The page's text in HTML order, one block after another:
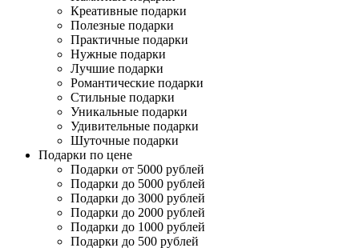
Креативные подарки
Полезные подарки
Практичные подарки
Нужные подарки
Лучшие подарки
Романтические подарки
Стильные подарки
Уникальные подарки
Удивительные подарки
Шуточные подарки
Подарки по цене
Подарки от 5000 рублей
Подарки до 5000 рублей
Подарки до 3000 рублей
Подарки до 2000 рублей
Подарки до 1000 рублей
Подарки до 500 рублей